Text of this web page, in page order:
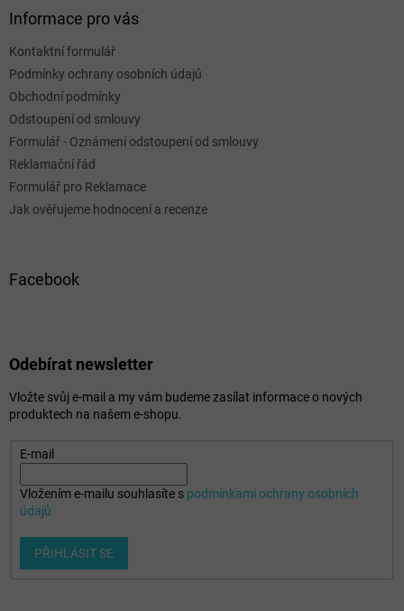
Informace pro vás
Kontaktní formulář
Podmínky ochrany osobních údajů
Obchodní podmínky
Odstoupení od smlouvy
Formulář - Oznámení odstoupení od smlouvy
Reklamační řád
Formulář pro Reklamace
Jak ověřujeme hodnocení a recenze
Facebook
Odebírat newsletter
Vložte svůj e-mail a my vám budeme zasílat informace o nových
produktech na našem e-shopu.
E-mail
Vložením e-mailu souhlasíte s podmínkami ochrany osobních
údajů
PŘIHLÁSIT SE